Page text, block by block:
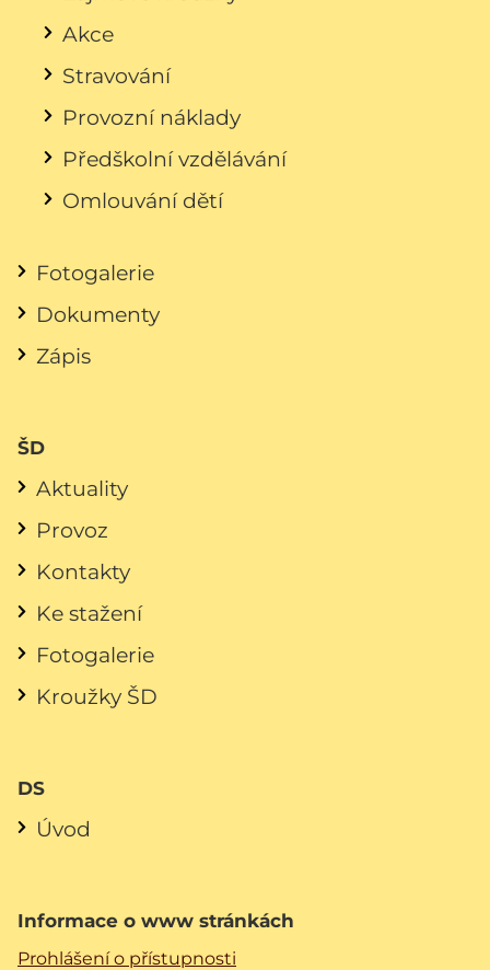
Akce
Stravování
Provozní náklady
Předškolní vzdělávání
Omlouvání dětí
Fotogalerie
Dokumenty
Zápis
ŠD
Aktuality
Provoz
Kontakty
Ke stažení
Fotogalerie
Kroužky ŠD
DS
Úvod
Informace o www stránkách
Prohlášení o přístupnosti